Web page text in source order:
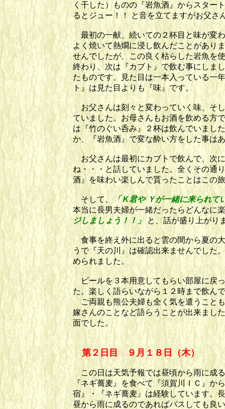
く干した）ものの『岩魚酒』からスター
るとジュー！！ と音を立てますがお父さ
最初の一献、続いての２杯目と味が変
よく焼いて熱燗に浸し飲んだことがあり
せんでしたが、この良く枯らした岩魚を
終わり、次は『カブト』で飲む事にしま
たものです。見た目は一本入っている一
ト』は見た目よりも『味』です。
お父さんは刻々と変わっていく味、そ
ていました。お母さんもお酒を飲める方
は『竹のぐい呑み』２杯は飲んでいまし
か、『岩魚酒』で変な酔い方をした事は
お父さんは最初にカブトで飲んで、次
ね・・・と話していました。全くその通
酒』を味わい楽しんで貰ったことはこの
そして、「Ｋ君や Ｙが一緒に来られて
本当に長男夫婦が一緒だったらどんなに
ジしましょう！！」と、話が盛り上がり
食事を終え外に出ると雲の間から夏の
うで『天の川』は確認出来ませんでした
められました。
ビールを３本用意してもらい部屋に戻
た。楽しく語らいながら１２時まで飲ん
ご両親も熊公夫婦も全く気を遣うこと
嫁さんのことなど語らうことが出来まし
面でした。
第２日目 ９月１８日（木）
この日は天気予報では昼頃から雨に成
『ネギ蕎麦』を食べて『須賀川ＩＣ』か
宿』・『ネギ蕎麦』は経験しています。
昼から雨に成るのであればパスしても良